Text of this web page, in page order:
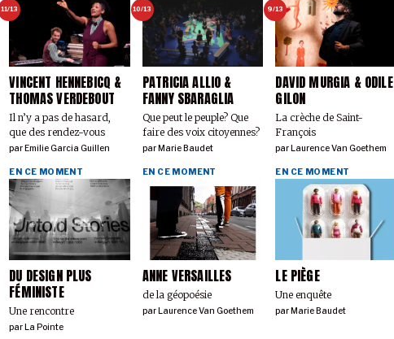
11/13
VINCENT HENNEBICQ &
THOMAS VERDEBOUT
Il n’y a pas de hasard,
que des rendez-vous
parEmilie Garcia Guillen
10/13
PATRICIA ALLIO &
FANNY SBARAGLIA
Que peut le peuple? Que
faire des voix citoyennes?
parMarie Baudet
9/13
DAVID MURGIA & ODILE
GILON
La crèche de Saint-
François
parLaurence Van Goethem
DU DESIGN PLUS
FÉMINISTE
Une rencontre
EN CE MOMENT
par La Pointe
ANNE VERSAILLES
de la géopoésie
EN CE MOMENT
par Laurence Van Goethem
LE PIÈGE
Une enquête
EN CE MOMENT
par Marie Baudet